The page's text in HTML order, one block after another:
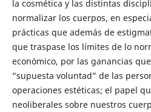
la cosmética y las distintas
normalizar los cuerpos, en
prácticas que además de
que traspase los límites de lo
económico, por las ganancias
“supuesta voluntad” de las
operaciones estéticas; el papel
neoliberales sobre nuestros